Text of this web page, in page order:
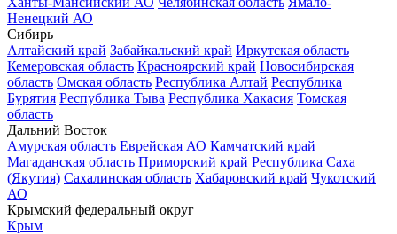
Ненецкий АО
Сибирь
Алтайский край Забайкальский край Иркутская область
Кемеровская область Красноярский край Новосибирская
область Омская область Республика Алтай Республика
Бурятия Республика Тыва Республика Хакасия Томская
область
Дальний Восток
Амурская область Еврейская АО Камчатский край
Магаданская область Приморский край Республика Саха
(Якутия) Сахалинская область Хабаровский край Чукотский
АО
Крымский федеральный округ
Крым